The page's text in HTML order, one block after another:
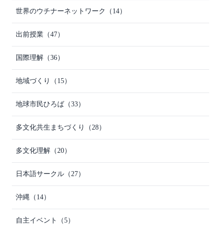
世界のウチナーネットワーク （14）
出前授業 （47）
国際理解 （36）
地域づくり （15）
地球市民ひろば （33）
多文化共生まちづくり （28）
多文化理解 （20）
日本語サークル （27）
沖縄 （14）
自主イベント （5）